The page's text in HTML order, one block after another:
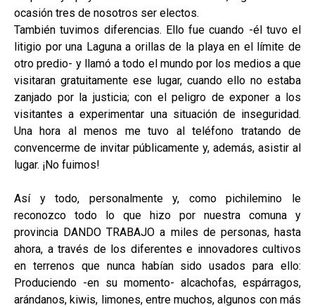
ocasión tres de nosotros ser electos.
También tuvimos diferencias. Ello fue cuando -él tuvo el
litigio por una Laguna a orillas de la playa en el límite de
otro predio- y llamó a todo el mundo por los medios a que
visitaran gratuitamente ese lugar, cuando ello no estaba
zanjado por la justicia; con el peligro de exponer a los
visitantes a experimentar una situación de inseguridad.
Una hora al menos me tuvo al teléfono tratando de
convencerme de invitar públicamente y, además, asistir al
lugar. ¡No fuimos!
Así y todo, personalmente y, como pichilemino le
reconozco todo lo que hizo por nuestra comuna y
provincia DANDO TRABAJO a miles de personas, hasta
ahora, a través de los diferentes e innovadores cultivos
en terrenos que nunca habían sido usados para ello:
Produciendo -en su momento- alcachofas, espárragos,
arándanos, kiwis, limones, entre muchos, algunos con más